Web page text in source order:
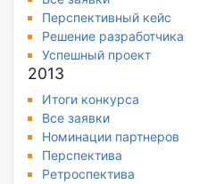
Перспективный кейс
Решение разработчика
Успешный проект
2013
Итоги конкурса
Все заявки
Номинации партнеров
Перспектива
Ретроспектива